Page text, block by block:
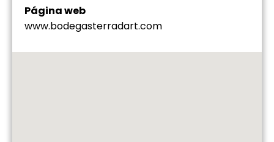
Página web
www.bodegasterradart.com